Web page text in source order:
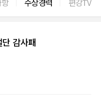
수상경력 편강TV
감사패